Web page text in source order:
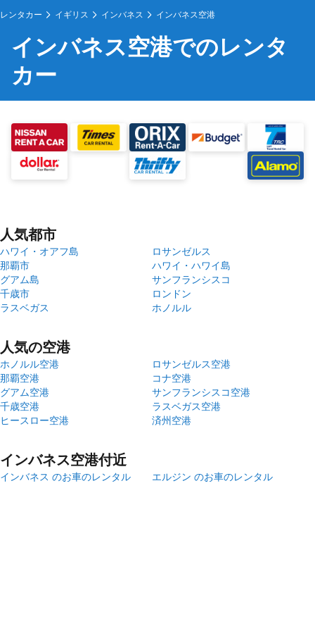
レンタカー イギリス インバネス インバネス空港
インバネス空港でのレンタ
カー
人気都市
ハワイ・オアフ島
ロサンゼルス
那覇市
ハワイ・ハワイ島
グアム島
サンフランシスコ
千歳市
ロンドン
ラスベガス
ホノルル
人気の空港
ホノルル空港
ロサンゼルス空港
那覇空港
コナ空港
グアム空港
サンフランシスコ空港
千歳空港
ラスベガス空港
ヒースロー空港
済州空港
インバネス空港付近
インバネス のお車のレンタル エルジン のお車のレンタル